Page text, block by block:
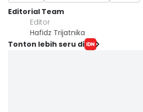
Editorial Team
Editor
Hafidz Trijatnika
Tonton lebih seru di